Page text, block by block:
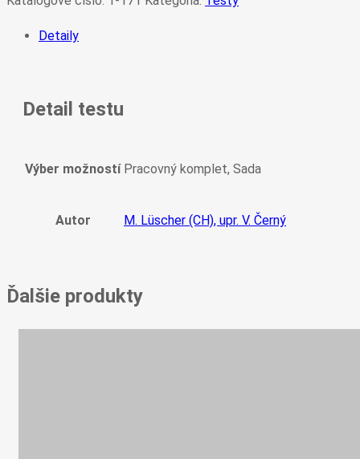
KLINICKÁ
LKD
Detaily
Detail testu
Výber možností Pracovný komplet, Sada
Autor M. Lüscher (CH), upr. V. Černý
Ďalšie produkty